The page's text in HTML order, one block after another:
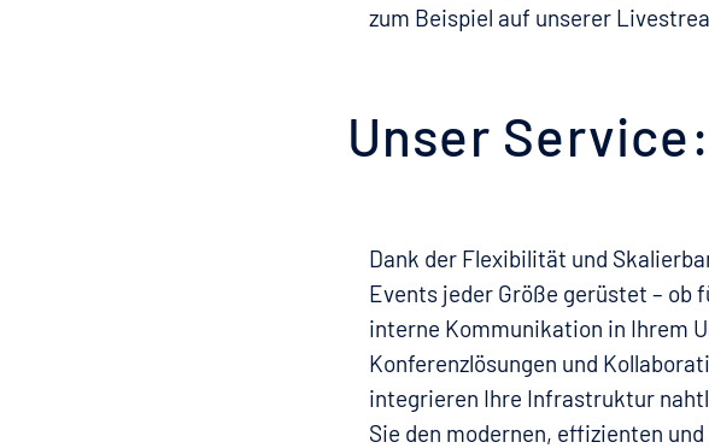
zum Beispiel auf unserer
Unser
Dank der Flexibilität und
Events jeder Größe gerüstet – ob
interne Kommunikation in Ihrem
Konferenzlösungen und
integrieren Ihre Infrastruktur
Sie den modernen, effizienten